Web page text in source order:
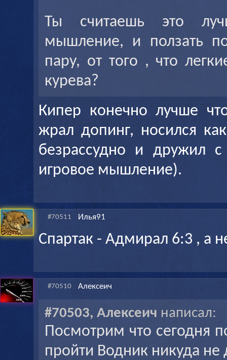
Ты считаешь это
мышление, и ползать
пару, от того , что
курева?
Кипер конечно лучше
жрал допинг, носился
безрассудно и дружил
игровое мышление).
#70511 Илья91
Спартак - Адмирал 6:3 , а
#70510 Алексеич
#70503, Алексеич написал:
Посмотрим что сегодня
пройти Водник никуда не